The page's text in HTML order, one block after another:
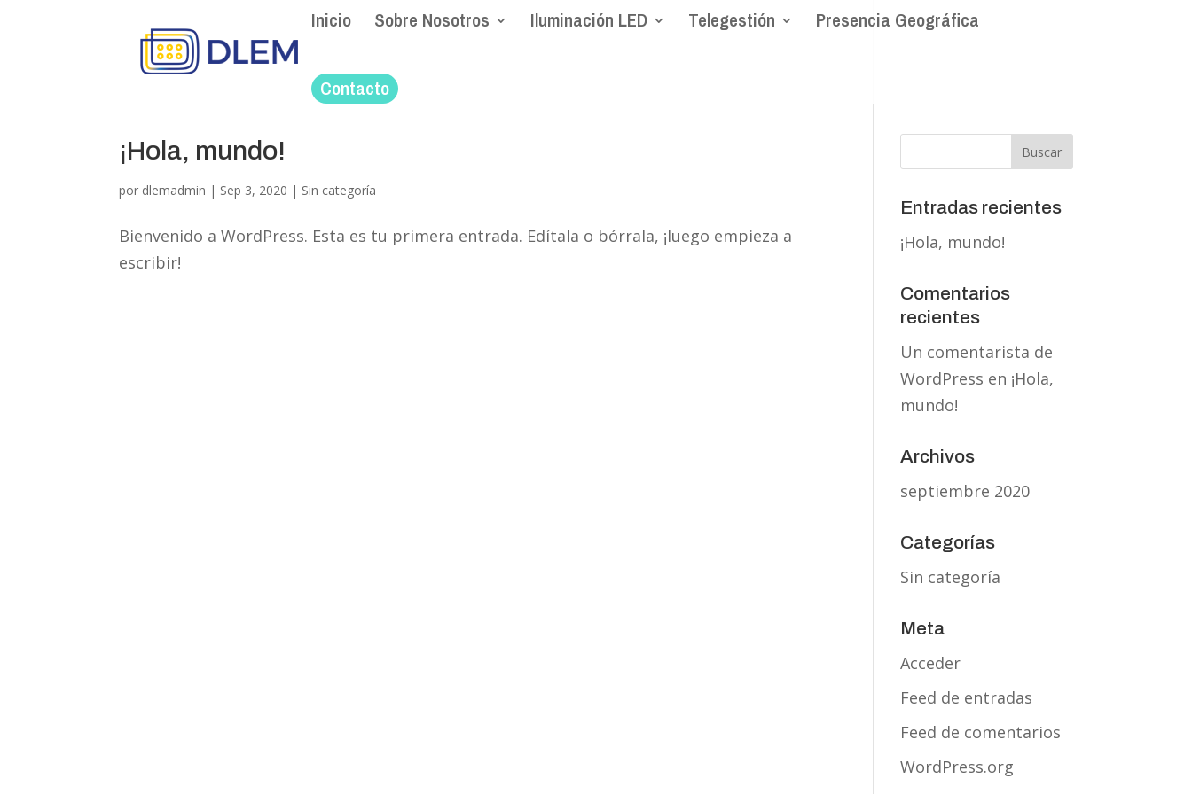
Inicio Sobre Nosotros Iluminación LED Telegestión Presencia Geográfica
Contacto
¡Hola, mundo!
por dlemadmin | Sep 3, 2020 | Sin categoría
Bienvenido a WordPress. Esta es tu primera entrada. Edítala o bórrala, ¡luego empieza a
escribir!
Entradas recientes
¡Hola, mundo!
Comentarios
recientes
Un comentarista de
WordPress en ¡Hola,
mundo!
Archivos
septiembre 2020
Categorías
Sin categoría
Meta
Acceder
Feed de entradas
Feed de comentarios
WordPress.org